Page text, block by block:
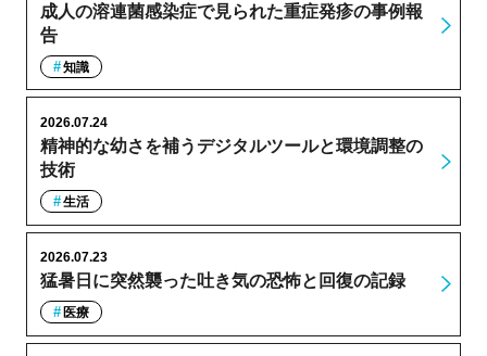
成人の溶連菌感染症で見られた重症発疹の事例報
告
知識
精神的な幼さを補うデジタルツールと環境調整の
技術
2026.07.24
生活
猛暑日に突然襲った吐き気の恐怖と回復の記録
2026.07.23
医療